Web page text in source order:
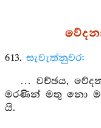
613. සැවැත්නුවර:
… වච්ඡය,
මරණින් මතු නො
යි.